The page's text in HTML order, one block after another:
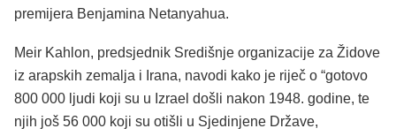
premijera Benjamina Netanyahua.
Meir Kahlon, predsjednik Središnje organizacije za Židove
iz arapskih zemalja i Irana, navodi kako je riječ o “gotovo
800 000 ljudi koji su u Izrael došli nakon 1948. godine, te
njih još 56 000 koji su otišli u Sjedinjene Države,